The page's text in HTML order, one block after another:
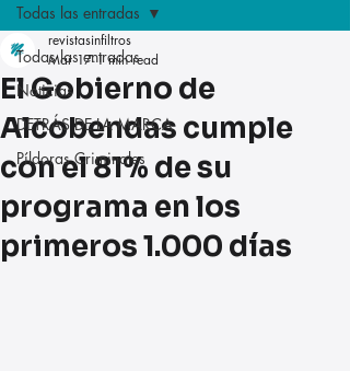
Todas las entradas
Noticias
DETRÁS DE LA MARCA
Píldoras Criminales
Todas las entradas
El Gobierno de
Alcobendas cumple
con el 81% de su
programa en los
primeros 1.000 días
revistasinfiltros
Mar 17 1 min read